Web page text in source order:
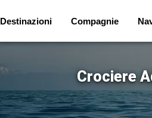
Destinazioni Compagnie
Crociere